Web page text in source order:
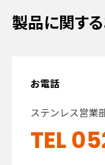
製品に関す
お電話
ステンレス営業
TEL